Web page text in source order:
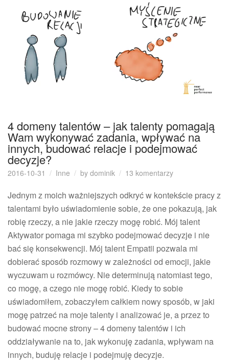
4 domeny talentów – jak talenty pomagają
Wam wykonywać zadania, wpływać na
innych, budować relacje i podejmować
decyzje?
2016-10-31 Inne by dominik 13 komentarzydo
domeny
talentów
–
jak
talenty
pomagają
Wam
wykonywać
zadania,
wpływać
na
innych,
budować
relacje
i
Jednym z moich ważniejszych odkryć w kontekście pracy z
talentami było uświadomienie sobie, że one pokazują, jak
robię rzeczy, a nie jakie rzeczy mogę robić. Mój talent
Aktywator pomaga mi szybko podejmować decyzje i nie
bać się konsekwencji. Mój talent Empatii pozwala mi
dobierać sposób rozmowy w zależności od emocji, jakie
wyczuwam u rozmówcy. Nie determinują natomiast tego,
co mogę, a czego nie mogę robić. Kiedy to sobie
uświadomiłem, zobaczyłem całkiem nowy sposób, w jaki
mogę patrzeć na moje talenty i analizować je, a przez to
budować mocne strony – 4 domeny talentów i ich
oddziaływanie na to, jak wykonuję zadania, wpływam na
innych, buduję relacje i podejmuję decyzje.